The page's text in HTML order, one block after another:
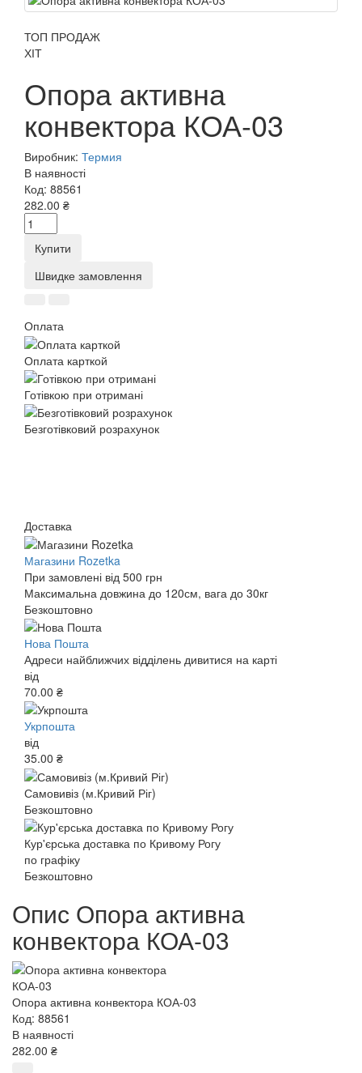
ТОП ПРОДАЖ
ХІТ
Опора активна
конвектора КОА-03
Виробник: Термия
В наявності
Код: 88561
282.00 ₴
Купити
Швидке замовлення
Оплата
Оплата карткой
Готівкою при отримані
Безготівковий розрахунок
Доставка
Магазини Rozetka
При замовлені від 500 грн
Максимальна довжина до 120см, вага до 30кг
Безкоштовно
Нова Пошта
Адреси найближчих відділень дивитися на карті
від
70.00 ₴
Укрпошта
від
35.00 ₴
Самовивіз (м.Кривий Ріг)
Безкоштовно
Кур'єрська доставка по Кривому Рогу
по графіку
Безкоштовно
Опис Опора активна
конвектора КОА-03
Опора активна конвектора КОА-03
Код: 88561
В наявності
282.00 ₴